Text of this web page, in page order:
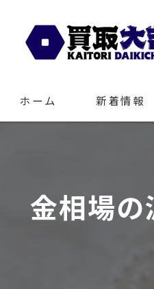
ホーム 新着情報
金相場